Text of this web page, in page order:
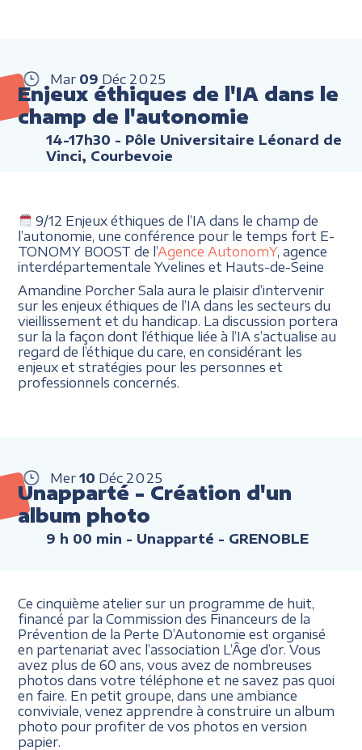
Mar 09 Déc 2025
Enjeux éthiques de l'IA dans le
champ de l'autonomie
14-17h30 - Pôle Universitaire Léonard de
Vinci, Courbevoie
9/12 Enjeux éthiques de l’IA dans le champ de
l’autonomie, une conférence pour le temps fort E-
TONOMY BOOST de l’Agence AutonomY, agence
interdépartementale Yvelines et Hauts-de-Seine
Amandine Porcher Sala aura le plaisir d’intervenir
sur les enjeux éthiques de l’IA dans les secteurs du
vieillissement et du handicap. La discussion portera
sur la la façon dont l’éthique liée à l’IA s’actualise au
regard de l’éthique du care, en considérant les
enjeux et stratégies pour les personnes et
professionnels concernés.
Mer 10 Déc 2025
Unapparté - Création d'un
album photo
9 h 00 min - Unapparté - GRENOBLE
Ce cinquième atelier sur un programme de huit,
financé par la Commission des Financeurs de la
Prévention de la Perte D’Autonomie est organisé
en partenariat avec l’association L’Âge d’or. Vous
avez plus de 60 ans, vous avez de nombreuses
photos dans votre téléphone et ne savez pas quoi
en faire. En petit groupe, dans une ambiance
conviviale, venez apprendre à construire un album
photo pour profiter de vos photos en version
papier.